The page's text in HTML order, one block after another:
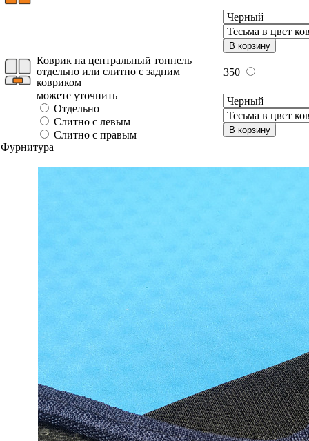
В корзину
Коврик на центральный тоннель
отдельно или слитно с задним
ковриком
350
можете уточнить
Отдельно
Слитно с левым
Слитно с правым
В корзину
Фурнитура